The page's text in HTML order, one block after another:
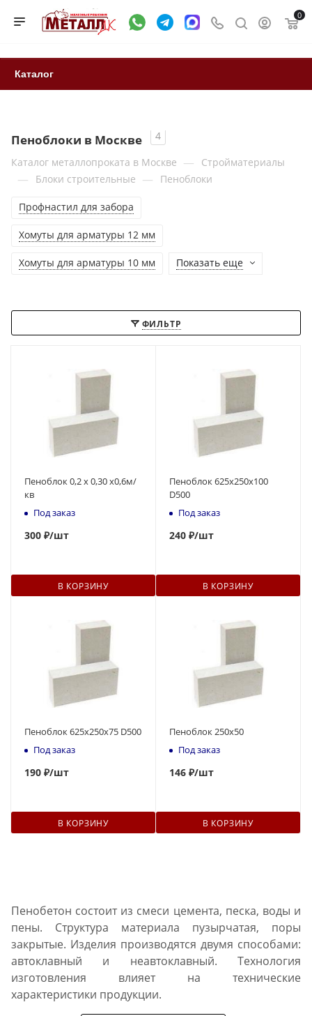
0
Каталог
Пеноблоки в Москве
4
Каталог металлопроката в Москве — Стройматериалы
— Блоки строительные — Пеноблоки
Профнастил для забора
Хомуты для арматуры 12 мм
Хомуты для арматуры 10 мм Показать еще
ФИЛЬТР
Пеноблок 0,2 х 0,30 х0,6м/
кв
Под заказ
300 ₽/шт
В КОРЗИНУ
Пеноблок 625х250х100
D500
Под заказ
240 ₽/шт
В КОРЗИНУ
Пеноблок 625х250х75 D500
Под заказ
190 ₽/шт
В КОРЗИНУ
Пеноблок 250х50
Под заказ
146 ₽/шт
В КОРЗИНУ
Пенобетон состоит из смеси цемента, песка, воды и
пены. Структура материала пузырчатая, поры
закрытые. Изделия производятся двумя способами:
автоклавный и неавтоклавный. Технология
изготовления влияет на технические
характеристики продукции.